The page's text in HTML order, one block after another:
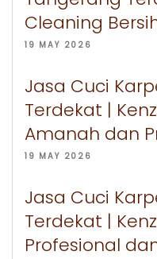
Cleaning
19 MAY 2026
Jasa Cuci
Terdekat |
Amanah dan
19 MAY 2026
Jasa Cuci
Terdekat |
Profesional